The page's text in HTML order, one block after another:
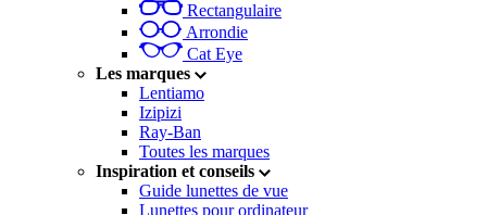
Rectangulaire
Arrondie
Cat Eye
Les marques
Lentiamo
Izipizi
Ray-Ban
Toutes les marques
Inspiration et conseils
Guide lunettes de vue
Lunettes pour ordinateur